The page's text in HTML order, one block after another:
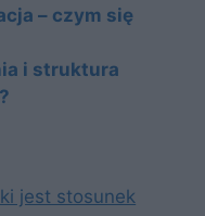
– czym się
i struktura
jest stosunek